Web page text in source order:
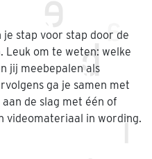
je stap voor stap door de
Leuk om te weten: welke
jij meebepalen als
ga je samen met
de slag met één of
videomateriaal in wording.